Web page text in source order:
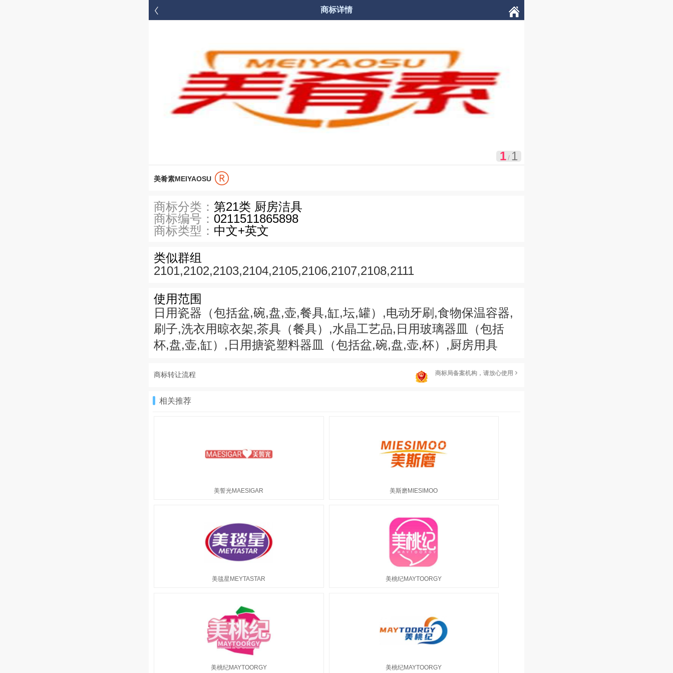
 商标详情
1/ 1
美肴素MEIYAOSU
商标分类： 第21类 厨房洁具
商标编号： 0211511865898
商标类型： 中文+英文
类似群组
2101,2102,2103,2104,2105,2106,2107,2108,2111
使用范围
日用瓷器（包括盆,碗,盘,壶,餐具,缸,坛,罐）,电动牙刷,食物保温容器,
刷子,洗衣用晾衣架,茶具（餐具）,水晶工艺品,日用玻璃器皿（包括
杯,盘,壶,缸）,日用搪瓷塑料器皿（包括盆,碗,盘,壶,杯）,厨房用具
商标转让流程 商标局备案机构，请放心使用
相关推荐
美誓光MAESIGAR 美斯磨MIESIMOO
美毯星MEYTASTAR 美桃纪MAYTOORGY
美桃纪MAYTOORGY 美桃纪MAYTOORGY